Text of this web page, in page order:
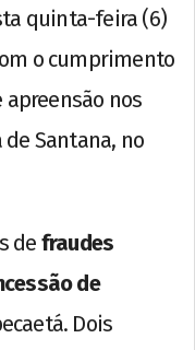
quinta-feira (6)
o cumprimento
apreensão nos
Santana, no
de fraudes
de
Dois